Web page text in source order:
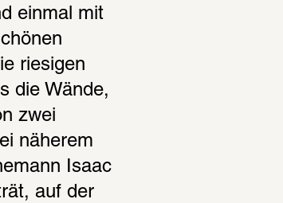
einmal mit
riesigen
die Wände,
zwei
näherem
Isaac
auf der